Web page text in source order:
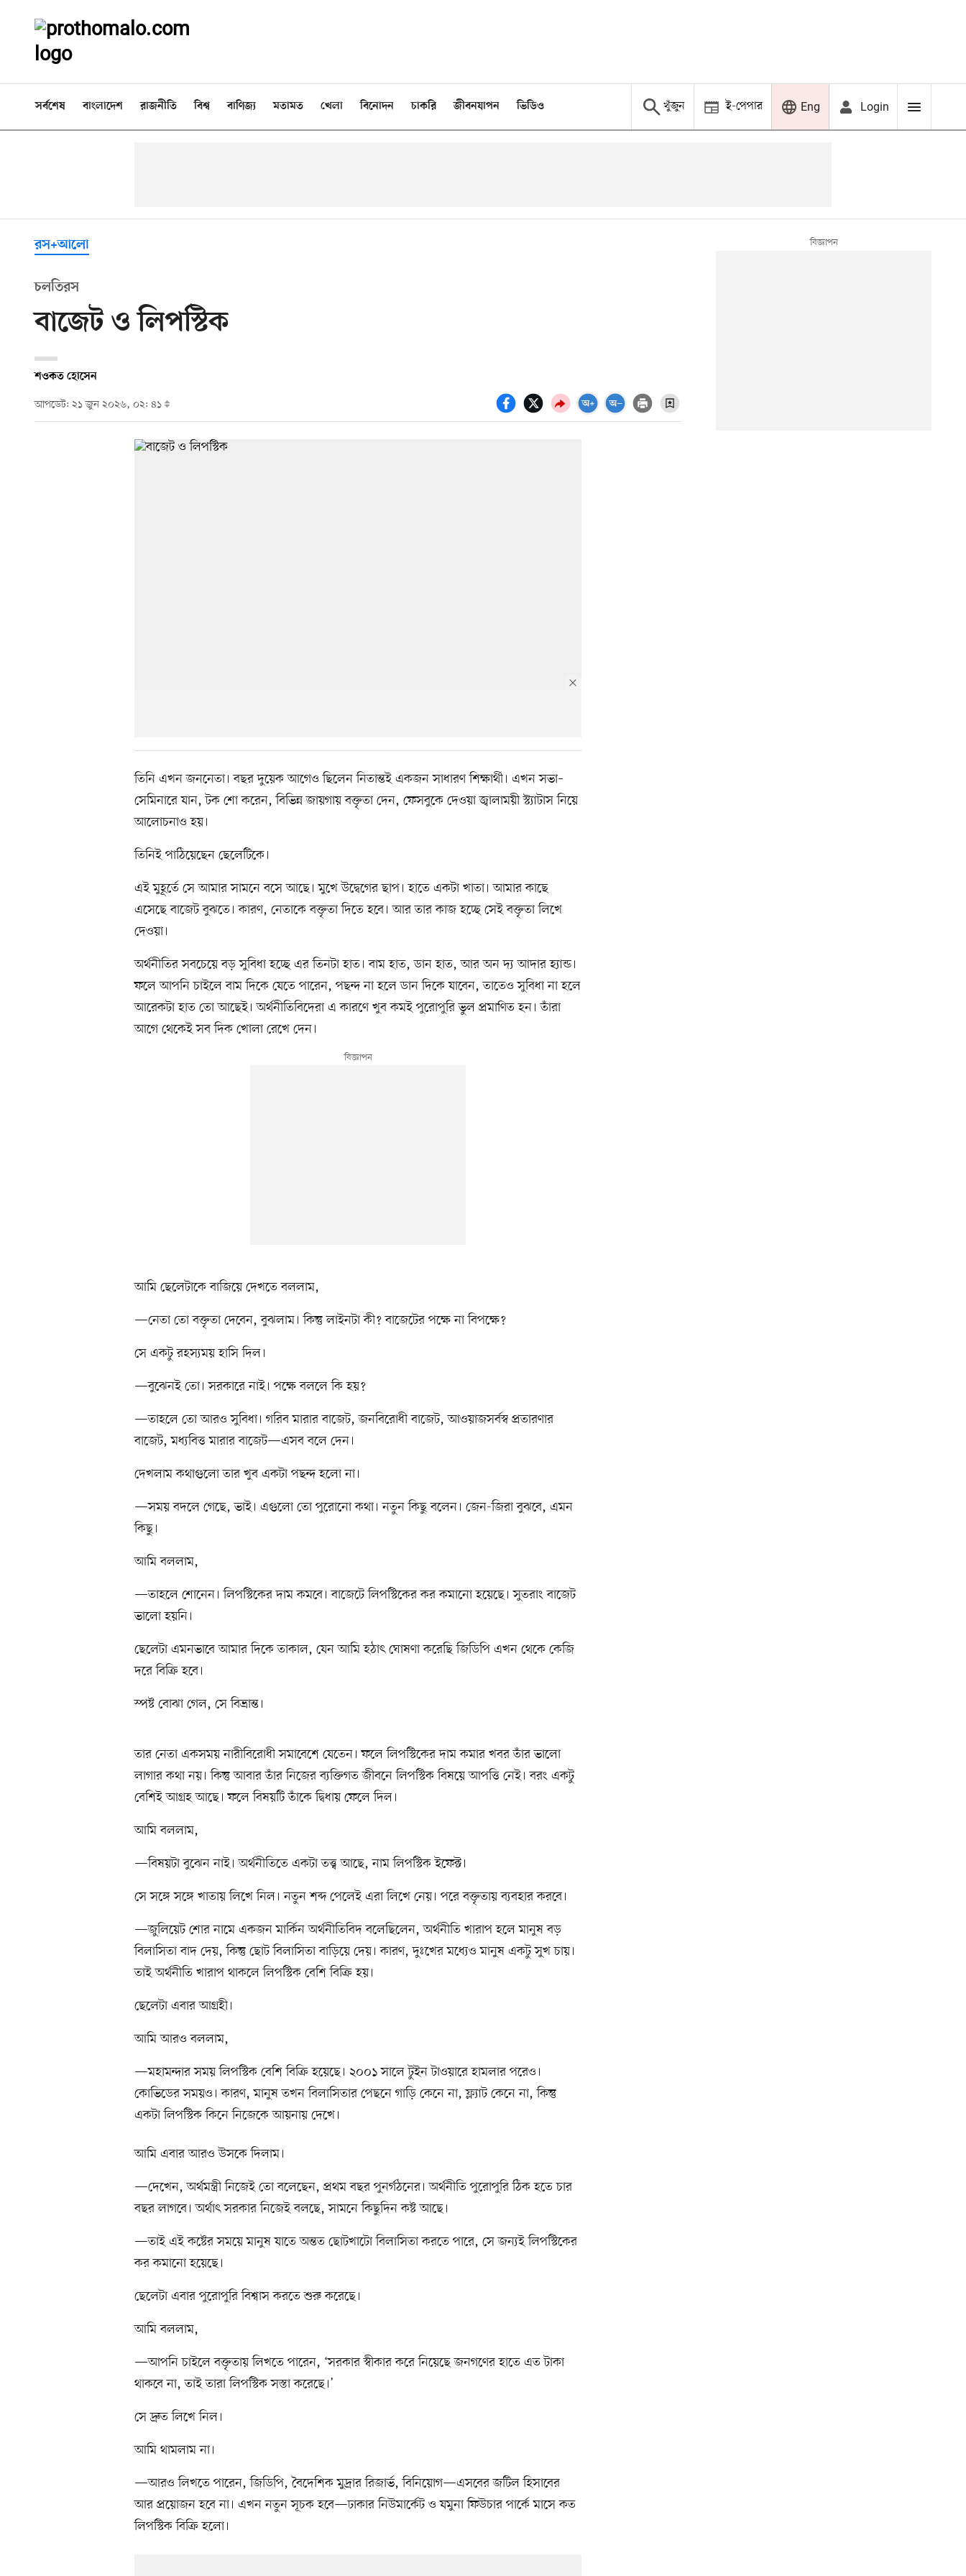
সর্বশেষ বাংলাদেশ রাজনীতি বিশ্ব বাণিজ্য মতামত খেলা বিনোদন চাকরি জীবনযাপন ভিডিও খুঁজুন ই-পেপার Eng Login
রস+আলো
চলতিরস
বাজেট ও লিপস্টিক
শওকত হোসেন
আপডেট: ২১ জুন ২০২৬, ০২: ৪১
তিনি এখন জননেতা। বছর দুয়েক আগেও ছিলেন নিতান্তই একজন সাধারণ শিক্ষার্থী। এখন সভা–
সেমিনারে যান, টক শো করেন, বিভিন্ন জায়গায় বক্তৃতা দেন, ফেসবুকে দেওয়া জ্বালাময়ী স্ট্যাটাস নিয়ে
আলোচনাও হয়।
তিনিই পাঠিয়েছেন ছেলেটিকে।
এই মুহূর্তে সে আমার সামনে বসে আছে। মুখে উদ্বেগের ছাপ। হাতে একটা খাতা। আমার কাছে
এসেছে বাজেট বুঝতে। কারণ, নেতাকে বক্তৃতা দিতে হবে। আর তার কাজ হচ্ছে সেই বক্তৃতা লিখে
দেওয়া।
অর্থনীতির সবচেয়ে বড় সুবিধা হচ্ছে এর তিনটা হাত। বাম হাত, ডান হাত, আর অন দ্য আদার হ্যান্ড।
ফলে আপনি চাইলে বাম দিকে যেতে পারেন, পছন্দ না হলে ডান দিকে যাবেন, তাতেও সুবিধা না হলে
আরেকটা হাত তো আছেই। অর্থনীতিবিদেরা এ কারণে খুব কমই পুরোপুরি ভুল প্রমাণিত হন। তাঁরা
আগে থেকেই সব দিক খোলা রেখে দেন।
আমি ছেলেটাকে বাজিয়ে দেখতে বললাম,
—নেতা তো বক্তৃতা দেবেন, বুঝলাম। কিন্তু লাইনটা কী? বাজেটের পক্ষে না বিপক্ষে?
সে একটু রহস্যময় হাসি দিল।
—বুঝেনই তো। সরকারে নাই। পক্ষে বললে কি হয়?
—তাহলে তো আরও সুবিধা। গরিব মারার বাজেট, জনবিরোধী বাজেট, আওয়াজসর্বস্ব প্রতারণার
বাজেট, মধ্যবিত্ত মারার বাজেট—এসব বলে দেন।
দেখলাম কথাগুলো তার খুব একটা পছন্দ হলো না।
—সময় বদলে গেছে, ভাই। এগুলো তো পুরোনো কথা। নতুন কিছু বলেন। জেন-জিরা বুঝবে, এমন
কিছু।
আমি বললাম,
—তাহলে শোনেন। লিপস্টিকের দাম কমবে। বাজেটে লিপস্টিকের কর কমানো হয়েছে। সুতরাং বাজেট
ভালো হয়নি।
ছেলেটা এমনভাবে আমার দিকে তাকাল, যেন আমি হঠাৎ ঘোষণা করেছি জিডিপি এখন থেকে কেজি
দরে বিক্রি হবে।
স্পষ্ট বোঝা গেল, সে বিভ্রান্ত।
তার নেতা একসময় নারীবিরোধী সমাবেশে যেতেন। ফলে লিপস্টিকের দাম কমার খবর তাঁর ভালো
লাগার কথা নয়। কিন্তু আবার তাঁর নিজের ব্যক্তিগত জীবনে লিপস্টিক বিষয়ে আপত্তি নেই। বরং একটু
বেশিই আগ্রহ আছে। ফলে বিষয়টি তাঁকে দ্বিধায় ফেলে দিল।
আমি বললাম,
—বিষয়টা বুঝেন নাই। অর্থনীতিতে একটা তত্ত্ব আছে, নাম লিপস্টিক ইফেক্ট।
সে সঙ্গে সঙ্গে খাতায় লিখে নিল। নতুন শব্দ পেলেই এরা লিখে নেয়। পরে বক্তৃতায় ব্যবহার করবে।
—জুলিয়েট শোর নামে একজন মার্কিন অর্থনীতিবিদ বলেছিলেন, অর্থনীতি খারাপ হলে মানুষ বড়
বিলাসিতা বাদ দেয়, কিন্তু ছোট বিলাসিতা বাড়িয়ে দেয়। কারণ, দুঃখের মধ্যেও মানুষ একটু সুখ চায়।
তাই অর্থনীতি খারাপ থাকলে লিপস্টিক বেশি বিক্রি হয়।
ছেলেটা এবার আগ্রহী।
আমি আরও বললাম,
—মহামন্দার সময় লিপস্টিক বেশি বিক্রি হয়েছে। ২০০১ সালে টুইন টাওয়ারে হামলার পরেও।
কোভিডের সময়ও। কারণ, মানুষ তখন বিলাসিতার পেছনে গাড়ি কেনে না, ফ্ল্যাট কেনে না, কিন্তু
একটা লিপস্টিক কিনে নিজেকে আয়নায় দেখে।
আমি এবার আরও উসকে দিলাম।
—দেখেন, অর্থমন্ত্রী নিজেই তো বলেছেন, প্রথম বছর পুনর্গঠনের। অর্থনীতি পুরোপুরি ঠিক হতে চার
বছর লাগবে। অর্থাৎ সরকার নিজেই বলছে, সামনে কিছুদিন কষ্ট আছে।
—তাই এই কষ্টের সময়ে মানুষ যাতে অন্তত ছোটখাটো বিলাসিতা করতে পারে, সে জন্যই লিপস্টিকের
কর কমানো হয়েছে।
ছেলেটা এবার পুরোপুরি বিশ্বাস করতে শুরু করেছে।
আমি বললাম,
—আপনি চাইলে বক্তৃতায় লিখতে পারেন, ‘সরকার স্বীকার করে নিয়েছে জনগণের হাতে এত টাকা
থাকবে না, তাই তারা লিপস্টিক সস্তা করেছে।’
সে দ্রুত লিখে নিল।
আমি থামলাম না।
—আরও লিখতে পারেন, জিডিপি, বৈদেশিক মুদ্রার রিজার্ভ, বিনিয়োগ—এসবের জটিল হিসাবের
আর প্রয়োজন হবে না। এখন নতুন সূচক হবে—ঢাকার নিউমার্কেট ও যমুনা ফিউচার পার্কে মাসে কত
লিপস্টিক বিক্রি হলো।